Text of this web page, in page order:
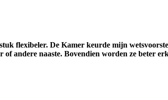
flexibeler. De Kamer keurde mijn
andere naaste. Bovendien worden ze beter